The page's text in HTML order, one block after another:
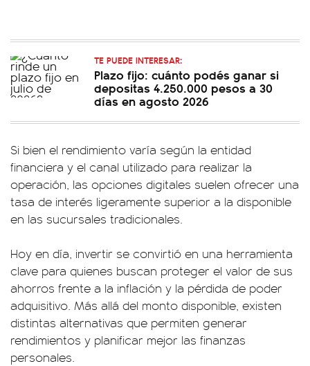
TE PUEDE INTERESAR:
Plazo fijo: cuánto podés ganar si
depositas 4.250.000 pesos a 30
días en agosto 2026
Si bien el rendimiento varía según la entidad
financiera y el canal utilizado para realizar la
operación, las opciones digitales suelen ofrecer una
tasa de interés ligeramente superior a la disponible
en las sucursales tradicionales.
Hoy en día, invertir se convirtió en una herramienta
clave para quienes buscan proteger el valor de sus
ahorros frente a la inflación y la pérdida de poder
adquisitivo. Más allá del monto disponible, existen
distintas alternativas que permiten generar
rendimientos y planificar mejor las finanzas
personales.